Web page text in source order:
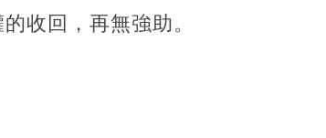
收回，再無強助。